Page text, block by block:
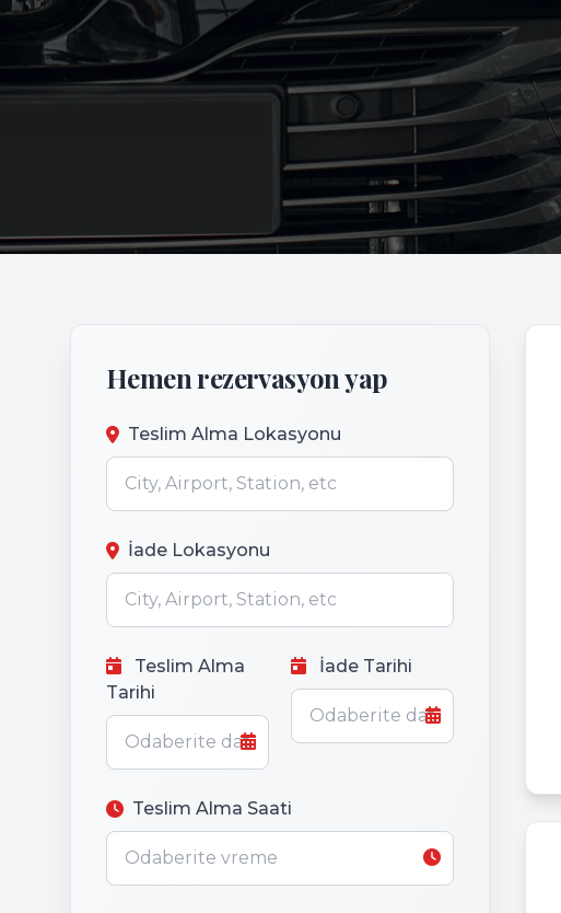
Hemen rezervasyon yap
Teslim Alma Lokasyonu
İade Lokasyonu
Teslim Alma
Tarihi
İade Tarihi
Teslim Alma Saati